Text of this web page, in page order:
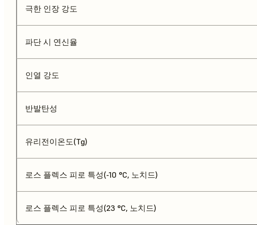
극한 인장 강도
파단 시 연신율
인열 강도
반발탄성
유리전이온도(Tg)
로스 플렉스 피로 특성(-10 °C, 노치드)
로스 플렉스 피로 특성(23 °C, 노치드)